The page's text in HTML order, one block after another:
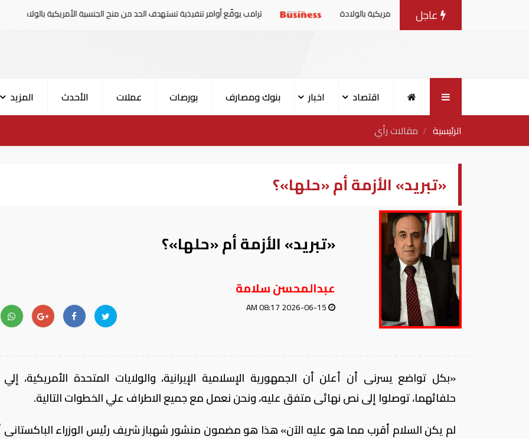
عاجل
من منح الجنسية الأمريكية بالولادة ترامب يوقّع أوامر تنفيذية تستهدف الحد من منح الجنسية الأمريكية بالولادة
اقتصاد اخبار بنوك ومصارف بورصات عملات الأحدث
المزيد
الرئيسية
مقالات رأي
«تبريد» الأزمة أم «حلها»؟
«تبريد» الأزمة أم «حلها»؟
عبدالمحسن سلامة
2026-06-15 08:17 AM
«بكل تواضع يسرنى أن أعلن أن الجمهورية الإسلامية الإيرانية، والولايات المتحدة الأمريكية،
حلفائهما، توصلوا إلى نص نهائى متفق عليه، ونحن نعمل مع جميع الاطراف علي الخطوات التالية.
لم يكن السلام أقرب مما هو عليه الآن» هذا هو مضمون منشور شهباز شريف رئيس الوزراء